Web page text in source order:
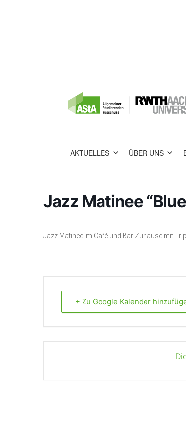
AKTUELLES ÜBER UNS
Jazz Matinee
Jazz Matinee im Café und Bar Zuhause mit
+ Zu Google Kalender